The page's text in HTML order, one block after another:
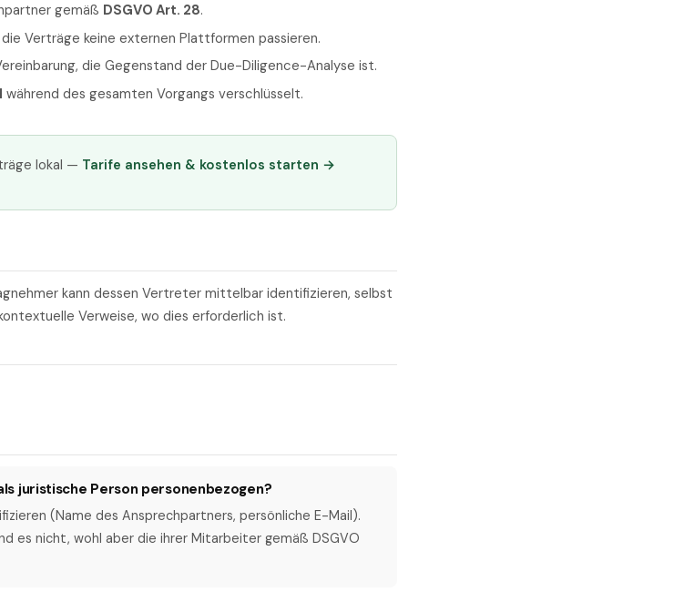
gemäß DSGVO Art. 28.
Verträge keine externen Plattformen passieren.
die Gegenstand der Due-Diligence-Analyse ist.
während des gesamten Vorgangs verschlüsselt.
lokal — Tarife ansehen & kostenlos starten →
kann dessen Vertreter mittelbar identifizieren, selbst
Verweise, wo dies erforderlich ist.
juristische Person personenbezogen?
(Name des Ansprechpartners, persönliche E-Mail).
es nicht, wohl aber die ihrer Mitarbeiter gemäß DSGVO